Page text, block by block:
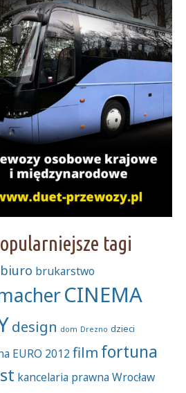
tagi
biuro brukarstwo
CINEMA
design dom Drezno dzieci
EURO 2012film fortuna
kancelaria prawna Wrocław